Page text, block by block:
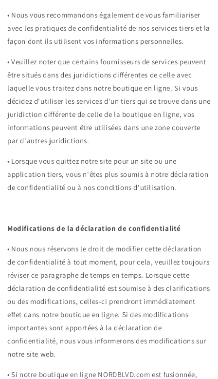
• Nous vous recommandons également de vous familiariser
avec les pratiques de confidentialité de nos services tiers et la
façon dont ils utilisent vos informations personnelles.
• Veuillez noter que certains fournisseurs de services peuvent
être situés dans des juridictions différentes de celle avec
laquelle vous traitez dans notre boutique en ligne. Si vous
décidez d'utiliser les services d'un tiers qui se trouve dans une
juridiction différente de celle de la boutique en ligne, vos
informations peuvent être utilisées dans une zone couverte
par d'autres juridictions.
• Lorsque vous quittez notre site pour un site ou une
application tiers, vous n'êtes plus soumis à notre déclaration
de confidentialité ou à nos conditions d'utilisation.
Modifications de la déclaration de confidentialité
• Nous nous réservons le droit de modifier cette déclaration
de confidentialité à tout moment, pour cela, veuillez toujours
réviser ce paragraphe de temps en temps. Lorsque cette
déclaration de confidentialité est soumise à des clarifications
ou des modifications, celles-ci prendront immédiatement
effet dans notre boutique en ligne. Si des modifications
importantes sont apportées à la déclaration de
confidentialité, nous vous informerons des modifications sur
notre site web.
• Si notre boutique en ligne NORDBLVD.com est fusionnée,